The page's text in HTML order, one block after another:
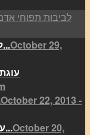
לביבות תפוחי אדמה ורוזמרין אפויות...October 29,
October 22, 2013 -
עוגת/לחם שמרים עם שוקולד טבעוני...October 20,